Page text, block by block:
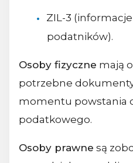
ZIL-3
podatników).
Osoby fizyczne mają
potrzebne
momentu powstania
podatkowego.
Osoby prawne są